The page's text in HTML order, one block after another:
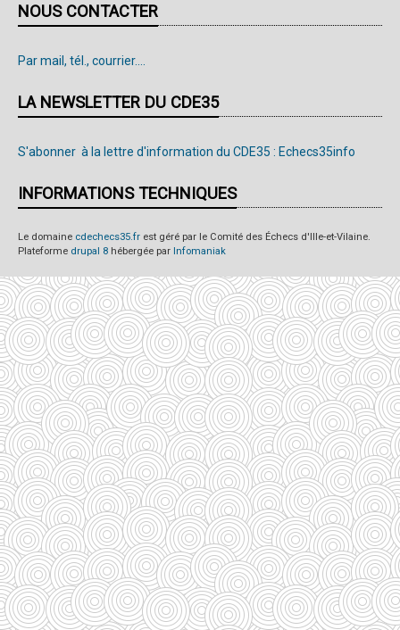
NOUS CONTACTER
Par mail, tél., courrier....
LA NEWSLETTER DU CDE35
S'abonner à la lettre d'information du CDE35 : Echecs35info
INFORMATIONS TECHNIQUES
Le domaine cdechecs35.fr est géré par le Comité des Échecs d'Ille-et-Vilaine.
Plateforme drupal 8 hébergée par Infomaniak